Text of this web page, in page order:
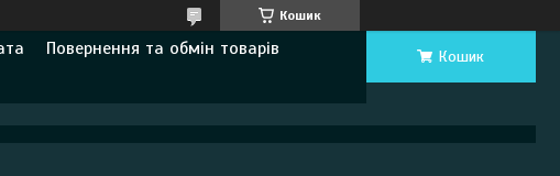
Кошик
Повернення та обмін товарів
Кошик